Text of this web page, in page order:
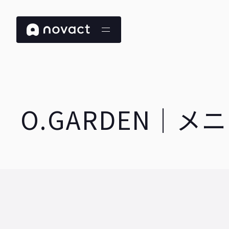
O.GARDEN｜メ
01 About
02 Projects
03 Works
04 Update
05 Contact
06 Recruit